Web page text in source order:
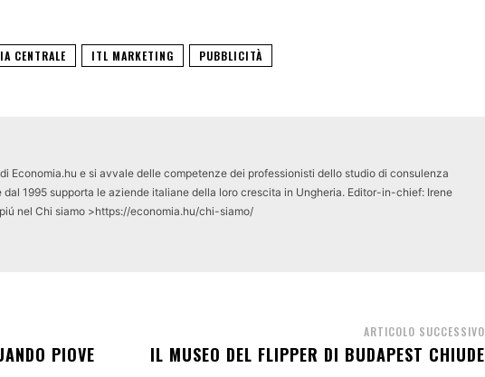
CENTRALE ITL MARKETING PUBBLICITÀ
Economia.hu e si avvale delle competenze dei professionisti dello studio di consulenza
dal 1995 supporta le aziende italiane della loro crescita in Ungheria. Editor-in-chief: Irene
nel Chi siamo >https://economia.hu/chi-siamo/
PIOVE
ARTICOLO SUCCESSIVO
IL MUSEO DEL FLIPPER DI BUDAPEST CHIUDE